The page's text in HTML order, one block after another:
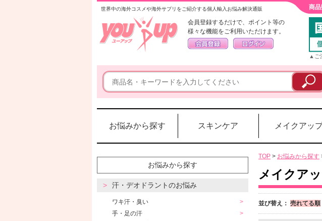
世界中の海外コスメや海外サプリをご紹介する個人輸入お悩み解決通販 商
会員登録するだけで、ポイント等の
様々な機能をご利用いただけます。
▲ご
お悩みから探す スキンケア メイクアッ
お悩みから探す
汗・デオドラントのお悩み
ワキ汗・臭い
手・足の汗
TOP > お悩みから探す
メイクア
並び替え： 売れてる順